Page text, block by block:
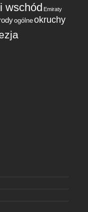
wschód Emiraty
ogólneokruchy